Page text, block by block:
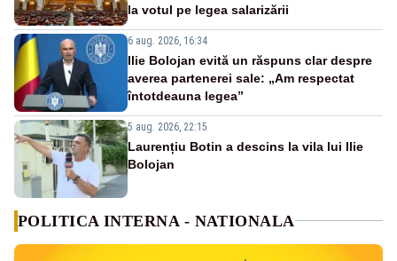
la votul pe legea salarizării
6 aug. 2026, 16:34
Ilie Bolojan evită un răspuns clar despre
averea partenerei sale: „Am respectat
întotdeauna legea”
5 aug. 2026, 22:15
Laurențiu Botin a descins la vila lui Ilie
Bolojan
POLITICA INTERNA - NATIONALA